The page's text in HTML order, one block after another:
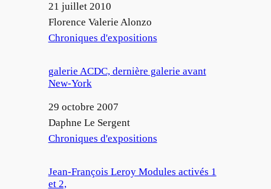
Date
21 juillet 2010
Auteur
Florence Valerie Alonzo
Par rapport à
Chroniques d'expositions
galerie ACDC, dernière galerie avant
New-York
Date
29 octobre 2007
Auteur
Daphne Le Sergent
Par rapport à
Chroniques d'expositions
Jean-François Leroy Modules activés 1
et 2,